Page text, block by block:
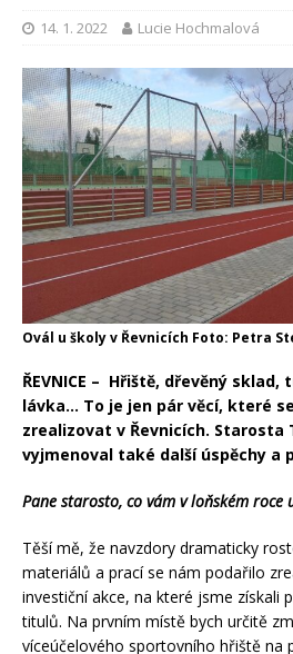
14. 1. 2022 Lucie Hochmalová
Ovál u školy v Řevnicích Foto: Petra
ŘEVNICE – Hřiště, dřevěný sklad,
lávka… To je jen pár věcí, které
zrealizovat v Řevnicích. Starosta
vyjmenoval také další úspěchy a
Pane starosto, co vám v loňském roce
Těší mě, že navzdory dramaticky
materiálů a prací se nám podařilo
investiční akce, na které jsme získali
titulů. Na prvním místě bych určitě
víceúčelového sportovního hřiště na